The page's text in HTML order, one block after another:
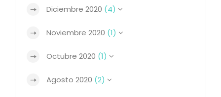
Diciembre 2020 (4)
Noviembre 2020 (1)
Octubre 2020 (1)
Agosto 2020 (2)